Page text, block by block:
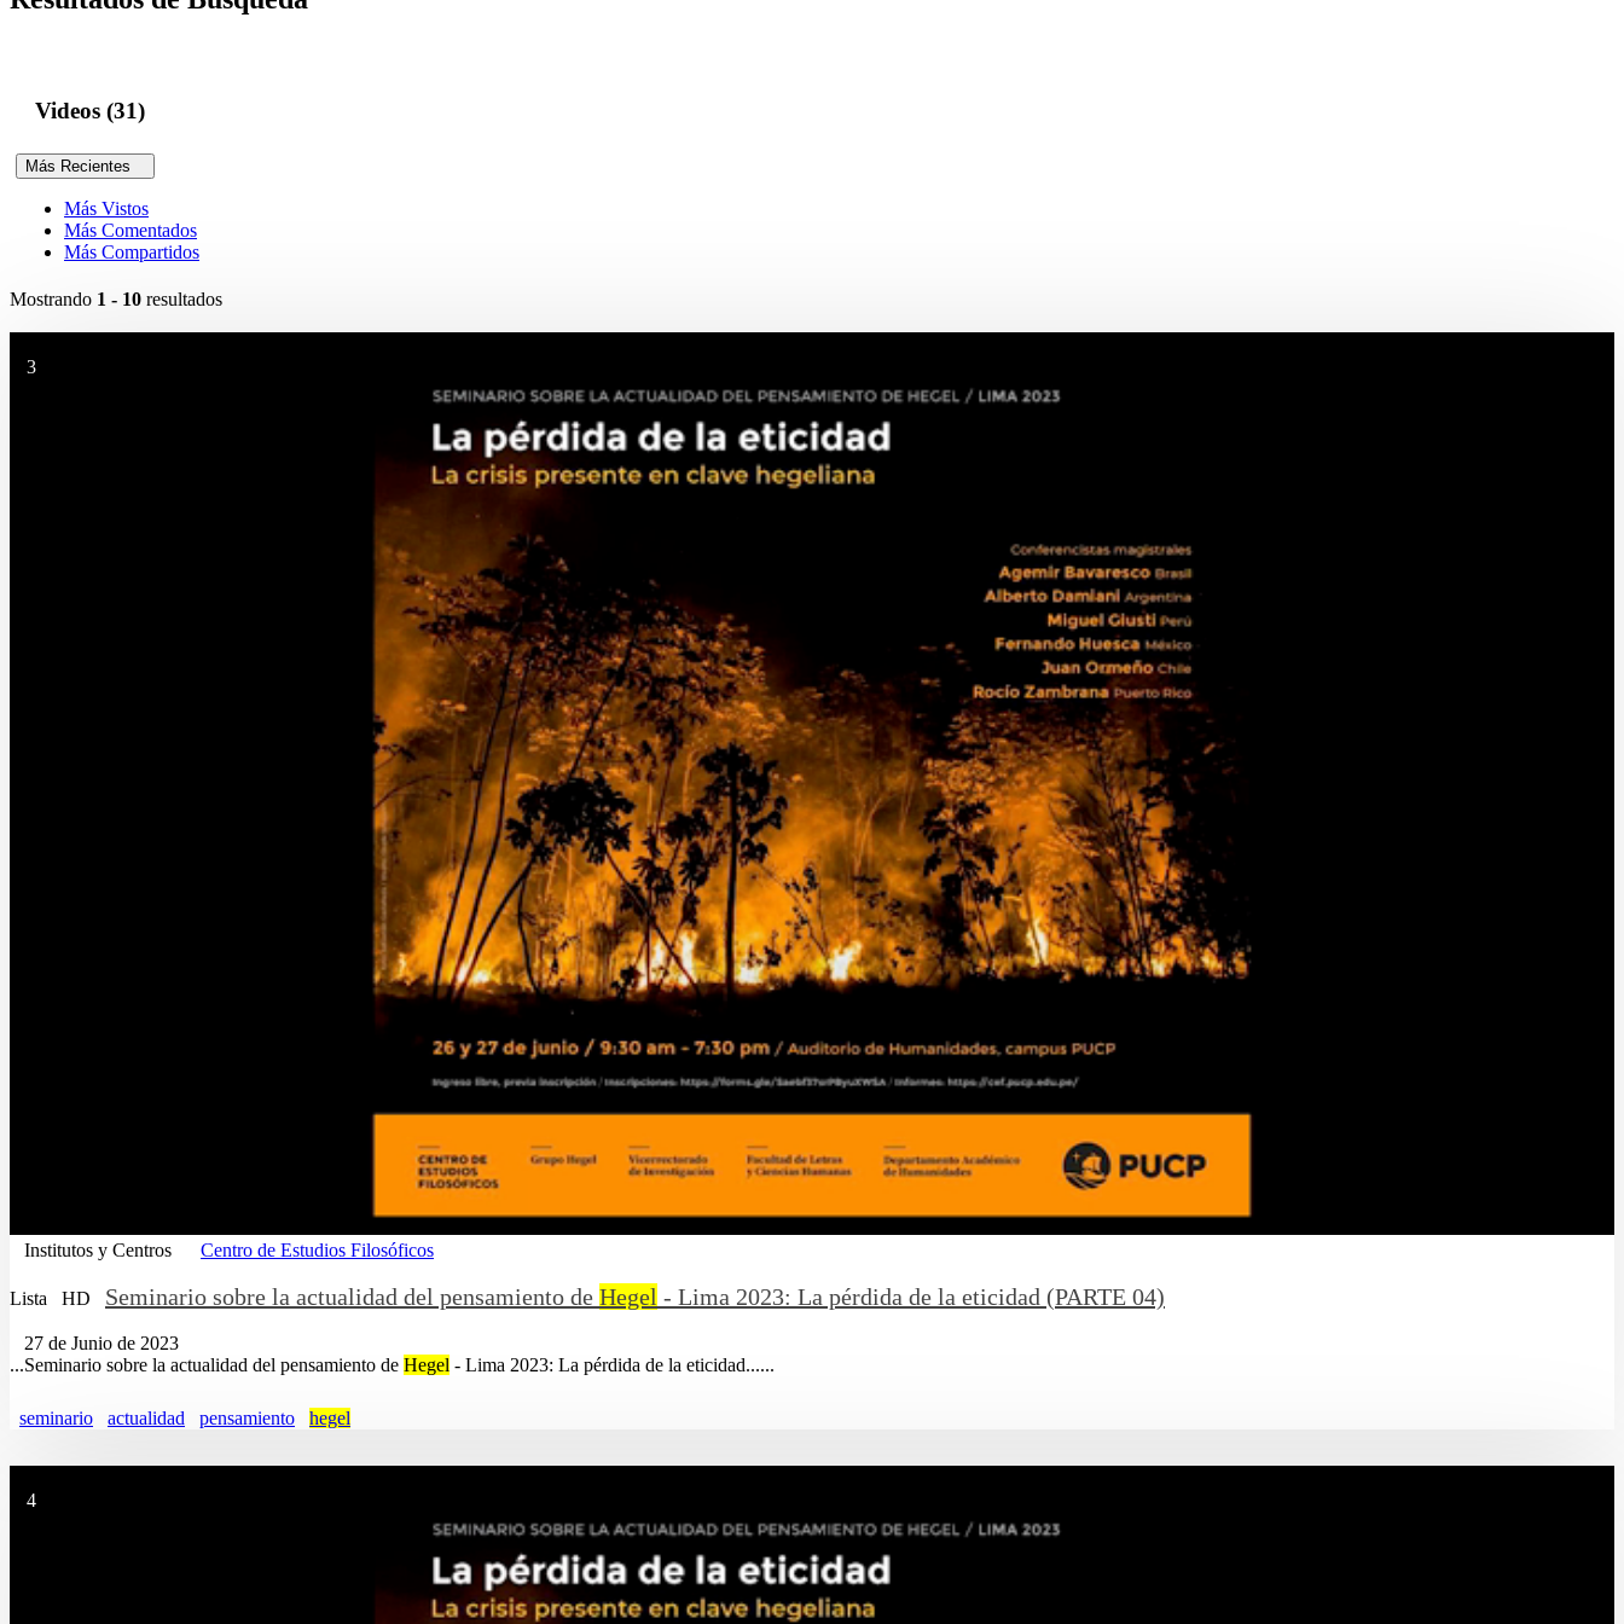
Videos (31)
Más Recientes
Más Vistos
Más Comentados
Más Compartidos
Mostrando 1 - 10 resultados
3
Institutos y Centros Centro de Estudios Filosóficos
Lista HD Seminario sobre la actualidad del pensamiento de Hegel - Lima 2023: La pérdida de la eticidad (PARTE 04)
27 de Junio de 2023
...Seminario sobre la actualidad del pensamiento de Hegel - Lima 2023: La pérdida de la eticidad......
seminario actualidad pensamiento hegel
4